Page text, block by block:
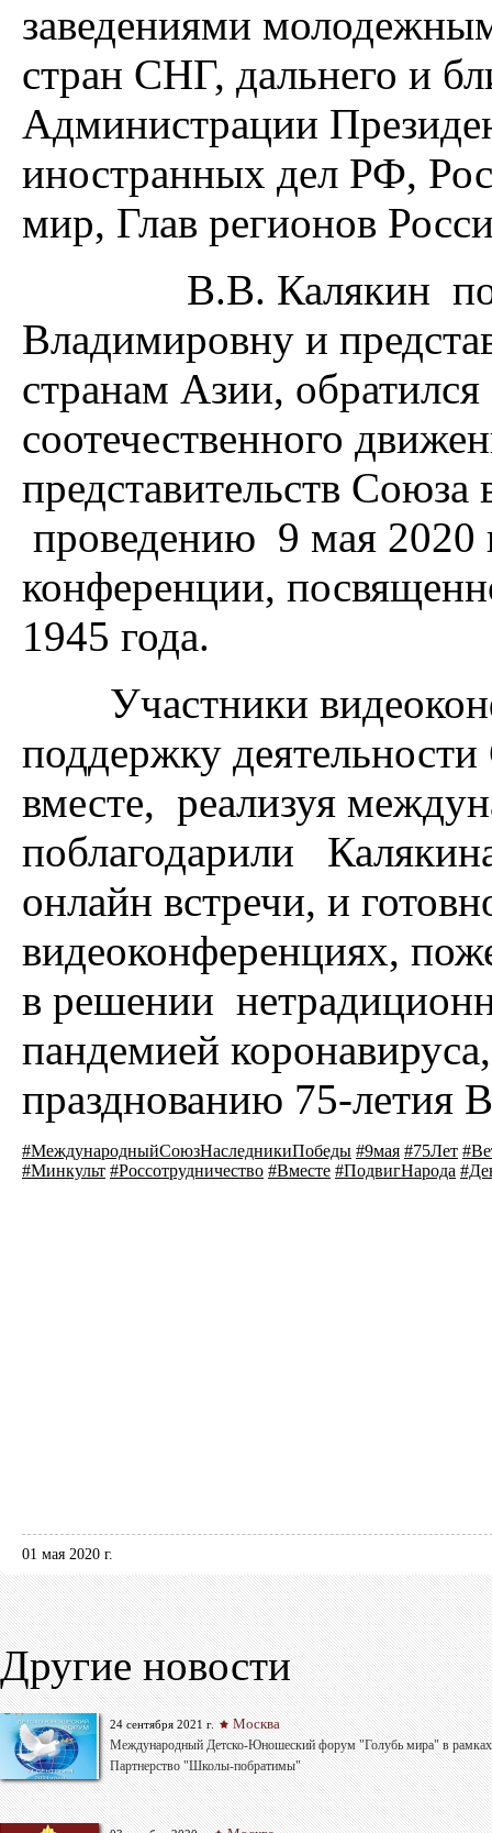
заведениями
стран СНГ, дальнего и
Администрации
иностранных дел РФ,
мир, Глав регионов
В.В. Калякин
Владимировну и
странам Азии,
соотечественного
представительств
проведению 9 мая 2020
конференции,
1945 года.
Участники
поддержку
вместе, реализуя
поблагодарили
онлайн встречи, и
видеоконференциях,
в решении
пандемией
празднованию 75-летия
#МеждународныйСоюзНаследникиПобеды #9мая #75Лет
#Минкульт #Россотрудничество #Вместе #ПодвигНарода
01 мая 2020 г.
Другие новости
24 сентября 2021 г. Москва
Международный Детско-Юношеский форум "Голубь мира" в рамках
Партнерство "Школы-побратимы"